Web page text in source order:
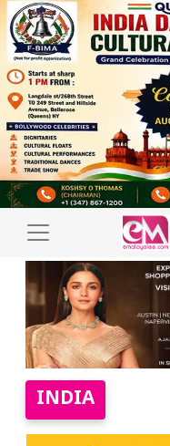
INDIA